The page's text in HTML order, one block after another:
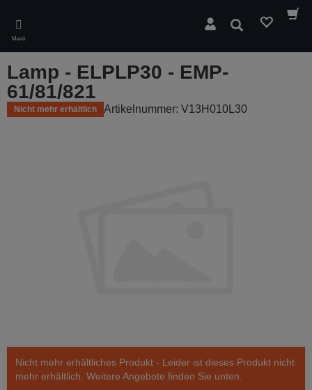
main
content
Menü
Suchen
Lamp - ELPLP30 - EMP-
61/81/821
Nicht mehr erhältlich Artikelnummer: V13H010L30
Nicht mehr erhältliches Produkt - Leider ist dieses Produkt nicht
mehr erhältlich. Weitere Angebote finden Sie unten.